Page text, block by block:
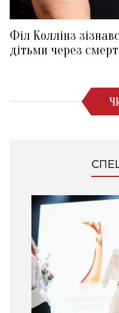
Філ Коллінз
дітьми через